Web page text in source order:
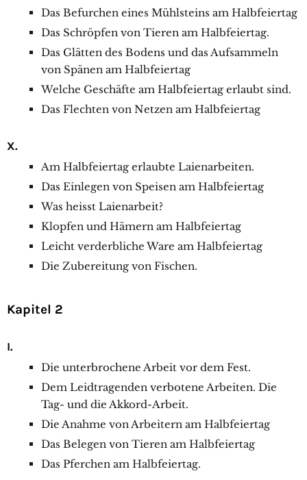
Das Befurchen eines Mühlsteins am Halbfeiertag
Das Schröpfen von Tieren am Halbfeiertag.
Das Glätten des Bodens und das Aufsammeln
von Spänen am Halbfeiertag
Welche Geschäfte am Halbfeiertag erlaubt sind.
Das Flechten von Netzen am Halbfeiertag
X.
Am Halbfeiertag erlaubte Laienarbeiten.
Das Einlegen von Speisen am Halbfeiertag
Was heisst Laienarbeit?
Klopfen und Hämern am Halbfeiertag
Leicht verderbliche Ware am Halbfeiertag
Die Zubereitung von Fischen.
Kapitel 2
I.
Die unterbrochene Arbeit vor dem Fest.
Dem Leidtragenden verbotene Arbeiten. Die
Tag- und die Akkord-Arbeit.
Die Anahme von Arbeitern am Halbfeiertag
Das Belegen von Tieren am Halbfeiertag
Das Pferchen am Halbfeiertag.